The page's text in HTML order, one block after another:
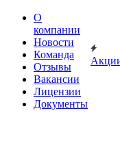
О
компании
Новости
Команда
Отзывы
Вакансии
Лицензии
Документы